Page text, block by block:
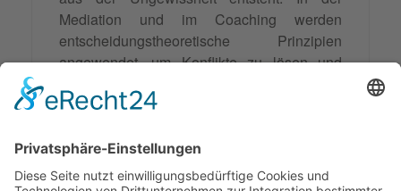
Mediation und im Coaching werden
entscheidungstheoretische Prinzipien
angewendet, um Konflikte zu lösen und
Mediation im Familien- und
Erfolgsquoten und im Coaching helfen
meditative Ansätze und spezielle Techniken,